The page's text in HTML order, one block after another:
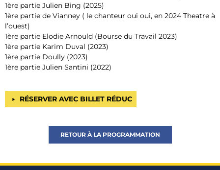
1ère partie Julien Bing (2025)
1ère partie de Vianney ( le chanteur oui oui, en 2024 Theatre à
l’ouest)
1ère partie Elodie Arnould (Bourse du Travail 2023)
1ère partie Karim Duval (2023)
1ère partie Doully (2023)
1ère partie Julien Santini (2022)
RÉSERVER AVEC BILLET RÉDUC
RETOUR À LA PROGRAMMATION